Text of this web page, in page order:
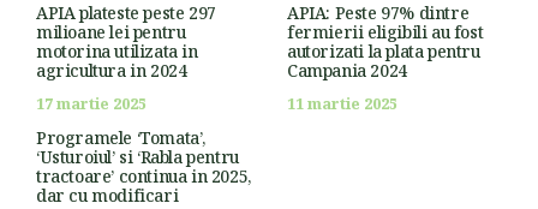
APIA plateste peste 297
milioane lei pentru
motorina utilizata in
agricultura in 2024
17 martie 2025
APIA: Peste 97% dintre
fermierii eligibili au fost
autorizati la plata pentru
Campania 2024
11 martie 2025
Programele ‘Tomata’,
‘Usturoiul’ si ‘Rabla pentru
tractoare’ continua in 2025,
dar cu modificari